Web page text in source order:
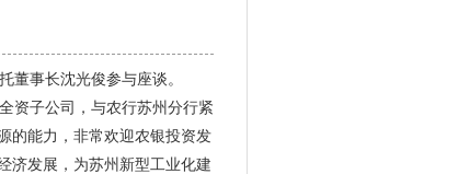
事长沈光俊参与座谈。
资子公司，与农行苏州分行紧
的能力，非常欢迎农银投资发
济发展，为苏州新型工业化建